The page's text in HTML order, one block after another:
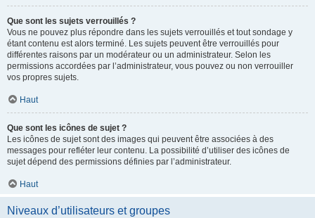
Que sont les sujets verrouillés ?
Vous ne pouvez plus répondre dans les sujets verrouillés et tout sondage y
étant contenu est alors terminé. Les sujets peuvent être verrouillés pour
différentes raisons par un modérateur ou un administrateur. Selon les
permissions accordées par l’administrateur, vous pouvez ou non verrouiller
vos propres sujets.
Haut
Que sont les icônes de sujet ?
Les icônes de sujet sont des images qui peuvent être associées à des
messages pour refléter leur contenu. La possibilité d’utiliser des icônes de
sujet dépend des permissions définies par l’administrateur.
Haut
Niveaux d’utilisateurs et groupes